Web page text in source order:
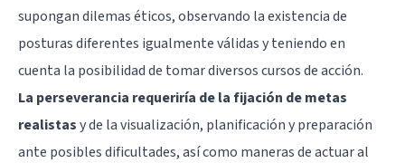
supongan dilemas éticos, observando la existencia de
posturas diferentes igualmente válidas y teniendo en
cuenta la posibilidad de tomar diversos cursos de acción.
La perseverancia requeriría de la fijación de metas
realistasy de la visualización, planificación y preparación
ante posibles dificultades, así como maneras de actuar al